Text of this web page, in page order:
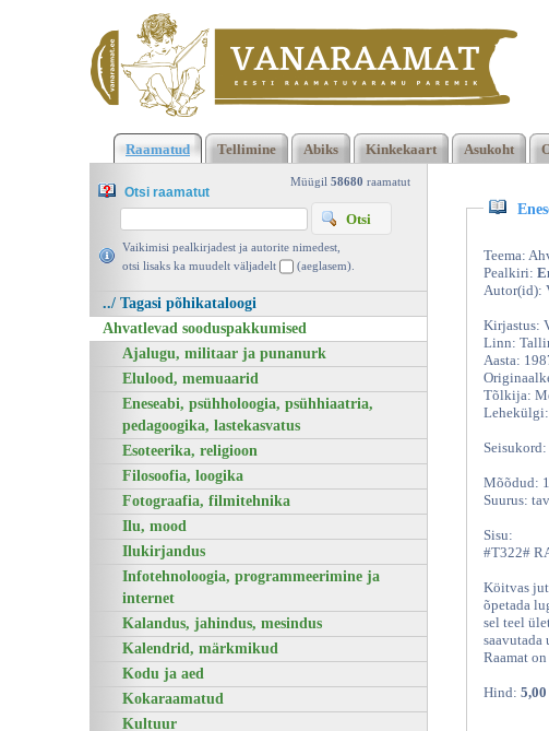
Klõpsa siia , et näha täielikku loendit!Enesemuutmise kunst,
Vladimir Levi, Valgus 1987 | vanaraamat. ee
Raamatud Tellimine Abiks Kinkekaart Asukoht
Müügil 58680 raamatut
Otsi raamatut
Vaikimisi pealkirjadest ja autorite nimedest,
otsi lisaks ka muudelt väljadelt
(aeglasem).
../ Tagasi põhikataloogi
Ahvatlevad sooduspakkumised
Ajalugu, militaar ja punanurk
Elulood, memuaarid
Eneseabi, psühholoogia, psühhiaatria,
pedagoogika, lastekasvatus
Esoteerika, religioon
Filosoofia, loogika
Fotograafia, filmitehnika
Ilu, mood
Ilukirjandus
Infotehnoloogia, programmeerimine ja
internet
Kalandus, jahindus, mesindus
Kalendrid, märkmikud
Kodu ja aed
Kokaraamatud
Kultuur
Teema:
Pealkiri:
Autor(id):
Kirjastus:
Linn:
Aasta:
Tõlkija:
Mõõdud:
Suurus:
Sisu:
#T322#
Köitvas
õpetada
sel teel
Raamat
Hind: